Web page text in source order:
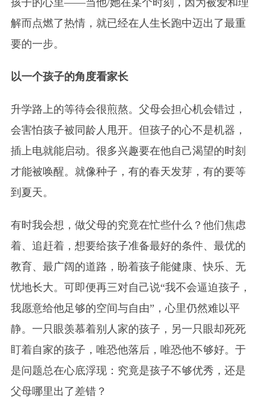
解而点燃了热情，就已经在人生长跑中迈出了最重
要的一步。
以一个孩子的角度看家长
升学路上的等待会很煎熬。父母会担心机会错过，
会害怕孩子被同龄人甩开。但孩子的心不是机器，
插上电就能启动。很多兴趣要在他自己渴望的时刻
才能被唤醒。就像种子，有的春天发芽，有的要等
到夏天。
有时我会想，做父母的究竟在忙些什么？他们焦虑
着、追赶着，想要给孩子准备最好的条件、最优的
教育、最广阔的道路，盼着孩子能健康、快乐、无
忧地长大。可即便再三对自己说“我不会逼迫孩子，
我愿意给他足够的空间与自由”，心里仍然难以平
静。一只眼羡慕着别人家的孩子，另一只眼却死死
盯着自家的孩子，唯恐他落后，唯恐他不够好。于
是问题总在心底浮现：究竟是孩子不够优秀，还是
父母哪里出了差错？